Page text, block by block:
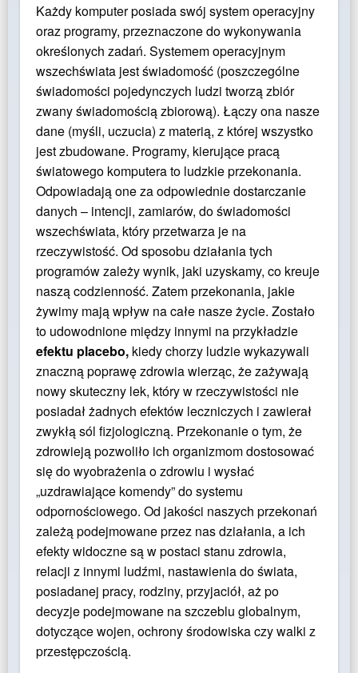
Każdy komputer posiada swój system operacyjny
oraz programy, przeznaczone do wykonywania
określonych zadań. Systemem operacyjnym
wszechświata jest świadomość (poszczególne
świadomości pojedynczych ludzi tworzą zbiór
zwany świadomością zbiorową). Łączy ona nasze
dane (myśli, uczucia) z materią, z której wszystko
jest zbudowane. Programy, kierujące pracą
światowego komputera to ludzkie przekonania.
Odpowiadają one za odpowiednie dostarczanie
danych – intencji, zamiarów, do świadomości
wszechświata, który przetwarza je na
rzeczywistość. Od sposobu działania tych
programów zależy wynik, jaki uzyskamy, co kreuje
naszą codzienność. Zatem przekonania, jakie
żywimy mają wpływ na całe nasze życie. Zostało
to udowodnione między innymi na przykładzie
efektu placebo, kiedy chorzy ludzie wykazywali
znaczną poprawę zdrowia wierząc, że zażywają
nowy skuteczny lek, który w rzeczywistości nie
posiadał żadnych efektów leczniczych i zawierał
zwykłą sól fizjologiczną. Przekonanie o tym, że
zdrowieją pozwoliło ich organizmom dostosować
się do wyobrażenia o zdrowiu i wysłać
„uzdrawiające komendy” do systemu
odpornościowego. Od jakości naszych przekonań
zależą podejmowane przez nas działania, a ich
efekty widoczne są w postaci stanu zdrowia,
relacji z innymi ludźmi, nastawienia do świata,
posiadanej pracy, rodziny, przyjaciół, aż po
decyzje podejmowane na szczeblu globalnym,
dotyczące wojen, ochrony środowiska czy walki z
przestępczością.